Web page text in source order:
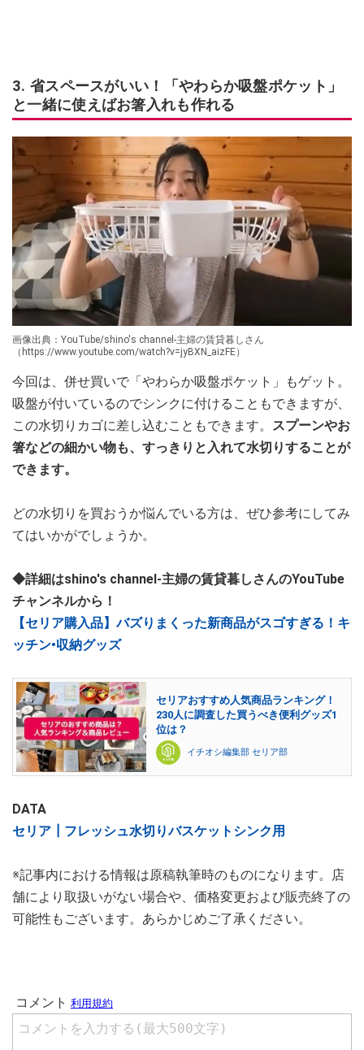
3. 省スペースがいい！「やわらか吸盤ポケット」
と一緒に使えばお箸入れも作れる
画像出典：YouTube/shino's channel-主婦の賃貸暮しさん
（https://www.youtube.com/watch?v=jyBXN_aizFE）
今回は、併せ買いで「やわらか吸盤ポケット」もゲット。
吸盤が付いているのでシンクに付けることもできますが、
この水切りカゴに差し込むこともできます。 スプーンやお
箸などの細かい物も、すっきりと入れて水切りすることが
できます。
どの水切りを買おうか悩んでいる方は、ぜひ参考にしてみ
てはいかがでしょうか。
◆詳細はshino's channel-主婦の賃貸暮しさんのYouTube
チャンネルから！
【セリア購入品】バズりまくった新商品がスゴすぎる！キ
ッチン•収納グッズ
セリアおすすめ人気商品ランキング！
230人に調査した買うべき便利グッズ1
位は？
イチオシ編集部 セリア部
DATA
セリア┃フレッシュ水切りバスケットシンク用
※記事内における情報は原稿執筆時のものになります。店
舗により取扱いがない場合や、価格変更および販売終了の
可能性もございます。あらかじめご了承ください。